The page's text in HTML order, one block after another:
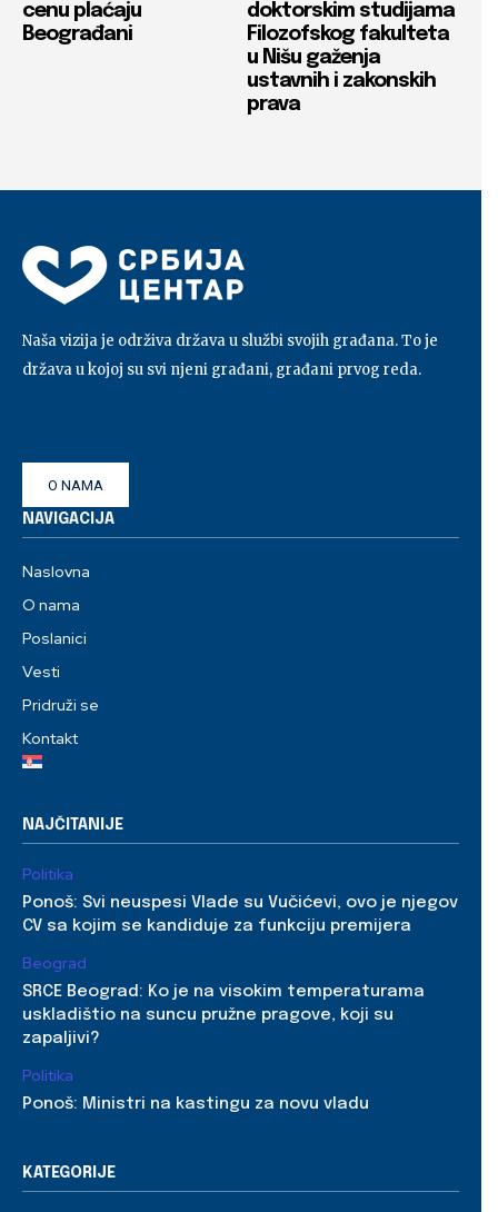
cenu plaćaju
Beograđani
doktorskim studijama
Filozofskog fakulteta
u Nišu gaženja
ustavnih i zakonskih
prava
Naša vizija je održiva država u službi svojih građana. To je
država u kojoj su svi njeni građani, građani prvog reda.
O NAMA
NAVIGACIJA
Naslovna
O nama
Poslanici
Vesti
Pridruži se
Kontakt
NAJČITANIJE
Politika
Ponoš: Svi neuspesi Vlade su Vučićevi, ovo je njegov
CV sa kojim se kandiduje za funkciju premijera
Beograd
SRCE Beograd: Ko je na visokim temperaturama
uskladištio na suncu pružne pragove, koji su
zapaljivi?
Politika
Ponoš: Ministri na kastingu za novu vladu
KATEGORIJE